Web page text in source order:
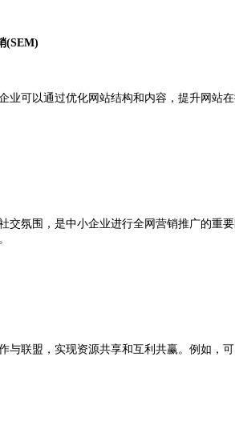
(SEM)
可以通过优化网站结构和内容，提升网站
氛围，是中小企业进行全网营销推广的重
盟，实现资源共享和互利共赢。例如，